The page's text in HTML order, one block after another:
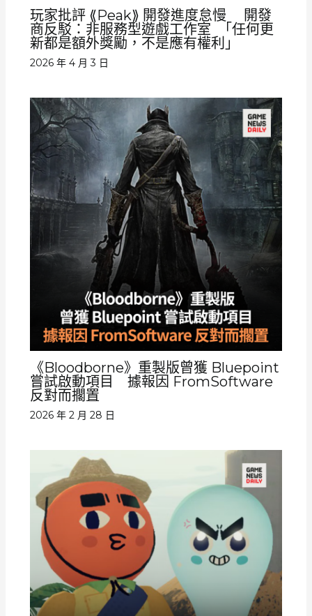
玩家批評 ⟪Peak⟫ 開發進度怠慢 開發
商反駁：非服務型遊戲工作室 ｢任何更
新都是額外獎勵，不是應有權利｣
2026 年 4 月 3 日
《Bloodborne》重製版曾獲 Bluepoint
嘗試啟動項目 據報因 FromSoftware
反對而擱置
2026 年 2 月 28 日